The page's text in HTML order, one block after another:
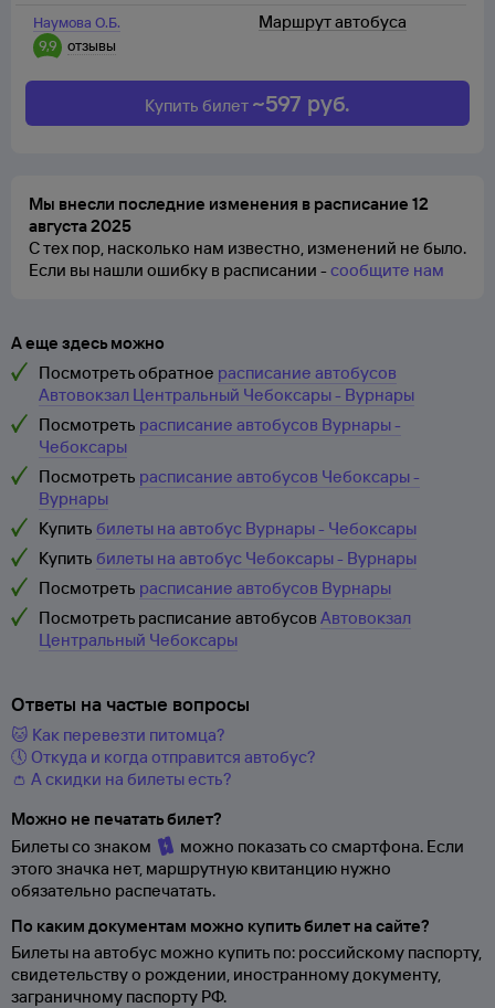
Наумова О.Б.
9,9
отзывы
Маршрут автобуса
Купить билет ~597 руб.
Мы внесли последние изменения в расписание 12
августа 2025
С тех пор, насколько нам известно, изменений не было.
Если вы нашли ошибку в расписании -сообщите нам
А еще здесь можно
Посмотреть обратное расписание автобусов
Автовокзал Центральный Чебоксары - Вурнары
Посмотреть расписание автобусов Вурнары -
Чебоксары
Посмотреть расписание автобусов Чебоксары -
Вурнары
Купить билеты на автобус Вурнары - Чебоксары
Купить билеты на автобус Чебоксары - Вурнары
Посмотреть расписание автобусов Вурнары
Посмотреть расписание автобусовАвтовокзал
Центральный Чебоксары
Ответы на частые вопросы
🐱 Как перевезти питомца?
🕔 Откуда и когда отправится автобус?
👛 А скидки на билеты есть?
Можно не печатать билет?
Билеты со знаком
можно показать со смартфона. Если
этого значка нет, маршрутную квитанцию нужно
обязательно распечатать.
По каким документам можно купить билет на сайте?
Билеты на автобус можно купить по: российскому паспорту,
свидетельству о рождении, иностранному документу,
заграничному паспорту РФ.